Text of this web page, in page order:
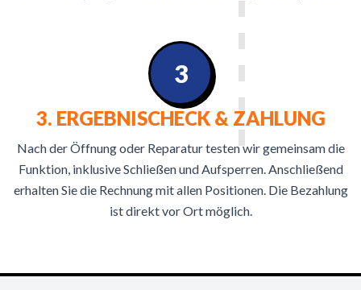
3. ERGEBNISCHECK & ZAHLUNG
Nach der Öffnung oder Reparatur testen wir gemeinsam die
Funktion, inklusive Schließen und Aufsperren. Anschließend
erhalten Sie die Rechnung mit allen Positionen. Die Bezahlung
ist direkt vor Ort möglich.
3